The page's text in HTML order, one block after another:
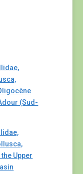
(Sud-
Upper